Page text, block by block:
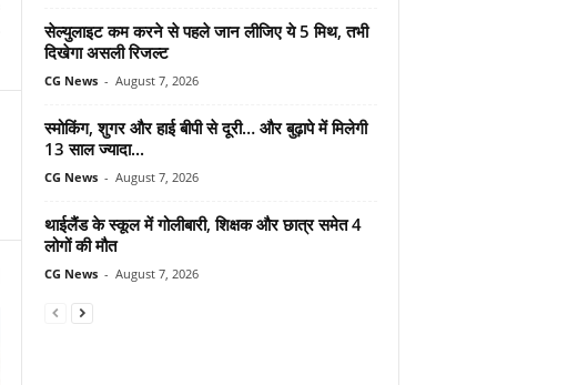
सेल्युलाइट कम करने से पहले जान लीजिए ये 5 मिथ, तभी
दिखेगा असली रिजल्ट
CG News - August 7, 2026
स्मोकिंग, शुगर और हाई बीपी से दूरी… और बुढ़ापे में मिलेगी
13 साल ज्यादा...
CG News - August 7, 2026
थाईलैंड के स्कूल में गोलीबारी, शिक्षक और छात्र समेत 4
लोगों की मौत
CG News - August 7, 2026